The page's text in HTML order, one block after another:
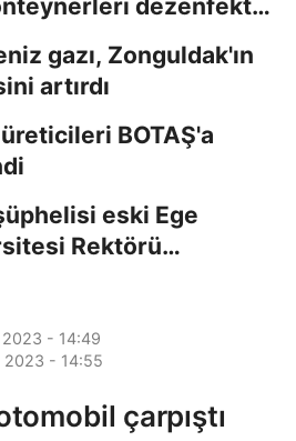
dezenfekte
gazı, Zonguldak'ın
artırdı
üreticileri BOTAŞ'a
eski Ege
Rektörü
2023 - 14:49
2023 - 14:55
çarpıştı